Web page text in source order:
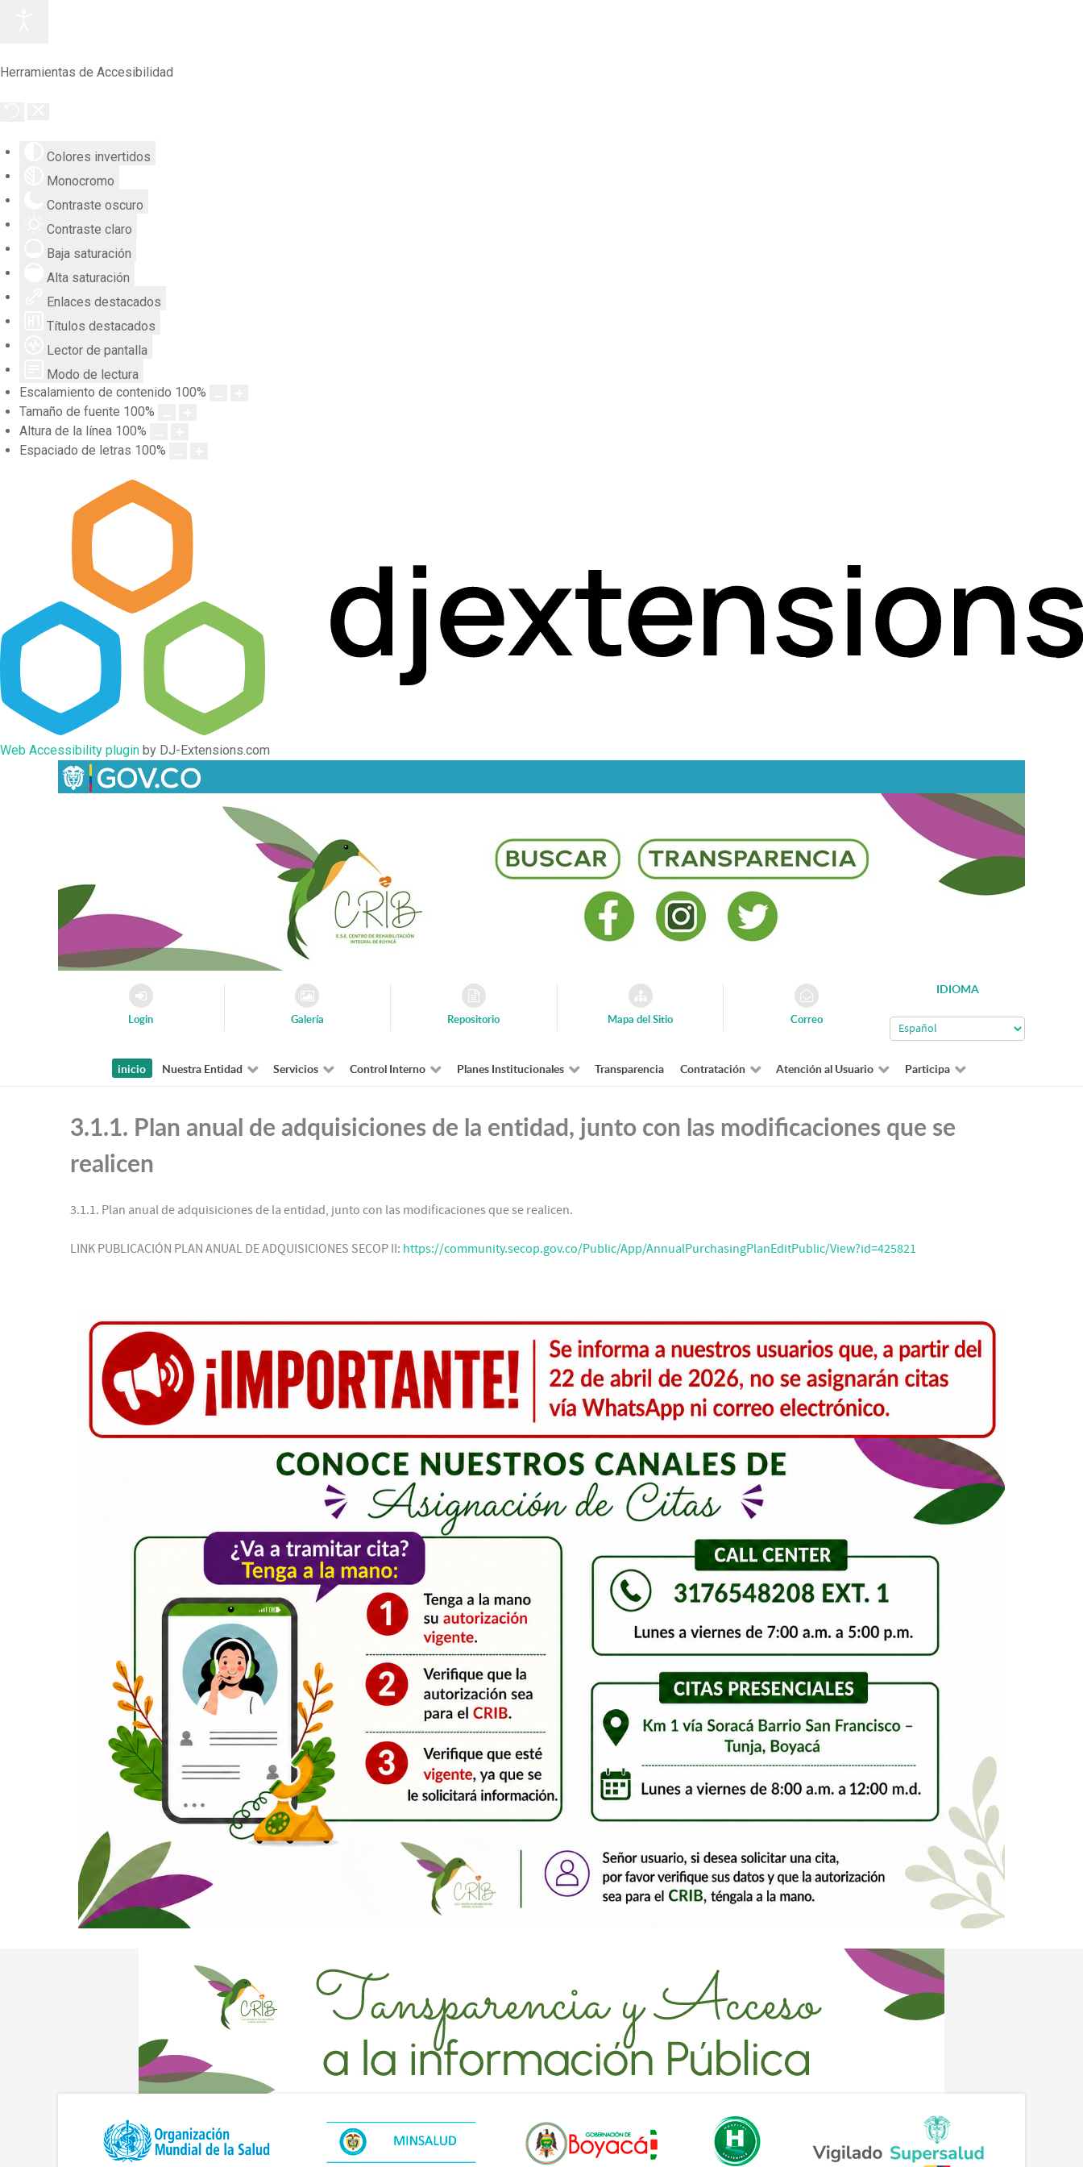
Herramientas de Accesibilidad
Colores invertidos
Monocromo
Contraste oscuro
Contraste claro
Baja saturación
Alta saturación
Enlaces destacados
Títulos destacados
Lector de pantalla
Modo de lectura
Escalamiento de contenido 100%
Tamaño de fuente 100%
Altura de la línea 100%
Espaciado de letras 100%
Web Accessibility plugin by DJ-Extensions.com
Login Galería Repositorio Mapa del Sitio Correo
IDIOMA
inicio Nuestra Entidad Servicios Control Interno Planes Institucionales Transparencia Contratación Atención al Usuario Participa
3.1.1. Plan anual de adquisiciones de la entidad, junto con las modificaciones que se
realicen
3.1.1. Plan anual de adquisiciones de la entidad, junto con las modificaciones que se realicen.
LINK PUBLICACIÓN PLAN ANUAL DE ADQUISICIONES SECOP II: https://community.secop.gov.co/Public/App/AnnualPurchasingPlanEditPublic/View?id=425821